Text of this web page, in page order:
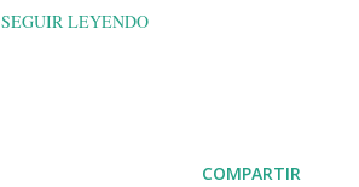
SEGUIR LEYENDO
COMPARTIR